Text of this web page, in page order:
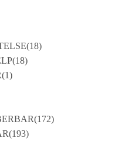
(18)
(18)
(1)
(172)
(193)